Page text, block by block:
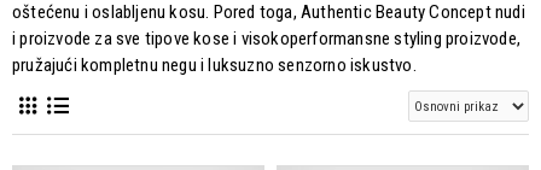
oštećenu i oslabljenu kosu. Pored toga, Authentic Beauty Concept nudi
i proizvode za sve tipove kose i visokoperformansne styling proizvode,
pružajući kompletnu negu i luksuzno senzorno iskustvo.